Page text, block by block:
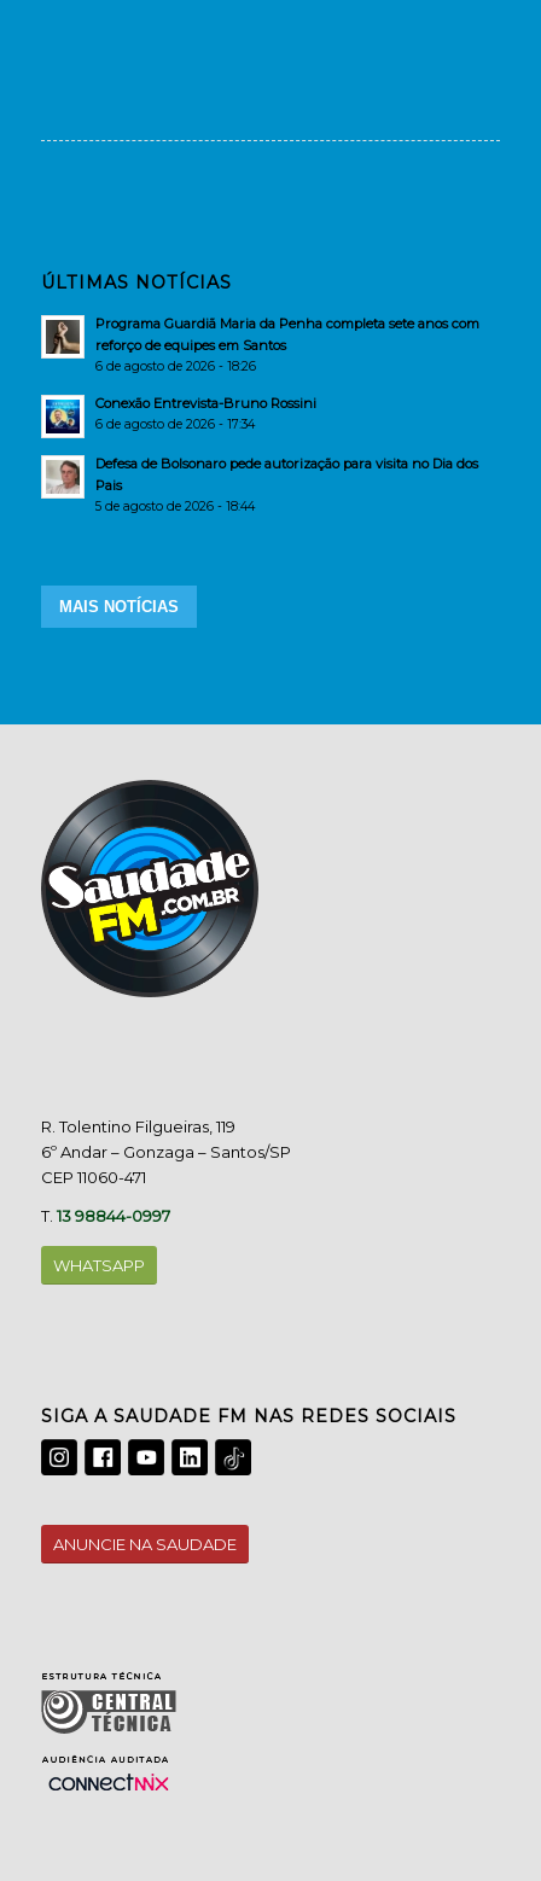
ÚLTIMAS NOTÍCIAS
Programa Guardiã Maria da Penha completa sete anos com
reforço de equipes em Santos
6 de agosto de 2026 - 18:26
Conexão Entrevista-Bruno Rossini
6 de agosto de 2026 - 17:34
Defesa de Bolsonaro pede autorização para visita no Dia dos
Pais
5 de agosto de 2026 - 18:44
MAIS NOTÍCIAS
R. Tolentino Filgueiras, 119
6º Andar – Gonzaga – Santos/SP
CEP 11060-471
T.13 98844-0997
WHATSAPP
SIGA A SAUDADE FM NAS REDES SOCIAIS
ANUNCIE NA SAUDADE